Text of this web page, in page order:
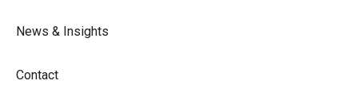
News & Insights
Contact